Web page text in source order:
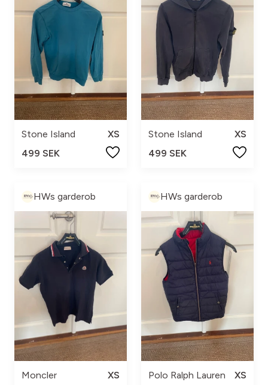
Stone Island
XS
499 SEK
Stone Island
XS
499 SEK
HWs garderob
Moncler
XS
HWs garderob
Polo Ralph Lauren
XS